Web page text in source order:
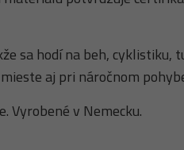
sa hodí na beh, cyklistiku,
aj pri náročnom
Vyrobené v Nemecku.